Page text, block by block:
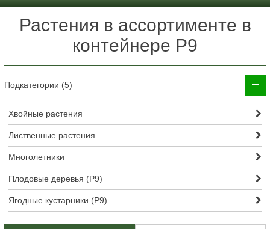
Растения в ассортименте в
контейнере P9
Подкатегории (5)
Хвойные растения
Лиственные растения
Многолетники
Плодовые деревья (Р9)
Ягодные кустарники (Р9)